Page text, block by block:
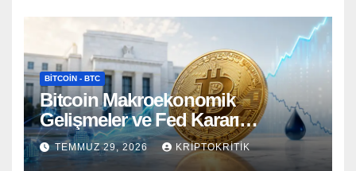
BITCOIN - BTC
Bitcoin Makroekonomik
Gelişmeler ve Fed Kararı
Öncesinde Dalgalı Seyrediyor
TEMMUZ 29, 2026 KRIPTOKRITIK